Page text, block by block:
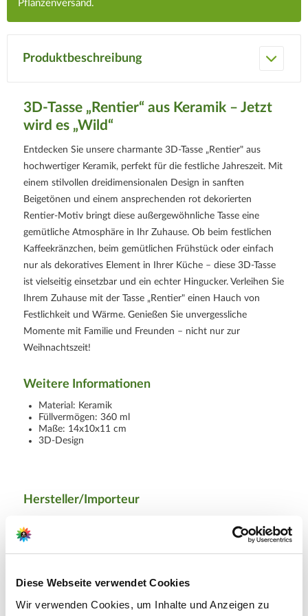
Diese Webseite verwendet Cookies
Wir verwenden Cookies, um Inhalte und Anzeigen zu
Pflanzenversand.
Produktbeschreibung
3D-Tasse „Rentier“ aus Keramik – Jetzt
wird es „Wild“
Entdecken Sie unsere charmante 3D-Tasse „Rentier" aus
hochwertiger Keramik, perfekt für die festliche Jahreszeit. Mit
einem stilvollen dreidimensionalen Design in sanften
Beigetönen und einem ansprechenden rot dekorierten
Rentier-Motiv bringt diese außergewöhnliche Tasse eine
gemütliche Atmosphäre in Ihr Zuhause. Ob beim festlichen
Kaffeekränzchen, beim gemütlichen Frühstück oder einfach
nur als dekoratives Element in Ihrer Küche – diese 3D-Tasse
ist vielseitig einsetzbar und ein echter Hingucker. Verleihen Sie
Ihrem Zuhause mit der Tasse „Rentier" einen Hauch von
Festlichkeit und Wärme. Genießen Sie unvergessliche
Momente mit Familie und Freunden – nicht nur zur
Weihnachtszeit!
Weitere Informationen
Material: Keramik
Füllvermögen: 360 ml
Maße: 14x10x11 cm
3D-Design
Hersteller/Importeur
August-Horch Str. 17
51149 Köln
E-Mail: info@wurm.com
Webseite: